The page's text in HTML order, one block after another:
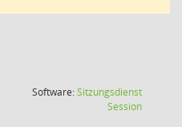
Software:Sitzungsdienst
Session(Wird in